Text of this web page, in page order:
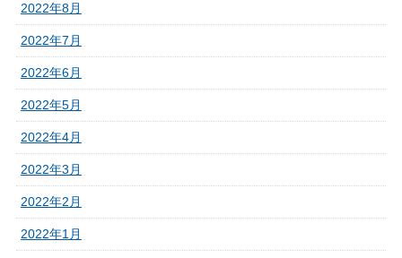
2022年8月
2022年7月
2022年6月
2022年5月
2022年4月
2022年3月
2022年2月
2022年1月